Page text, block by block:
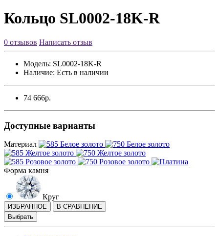
Кольцо SL0002-18K-R
0 отзывов Написать отзыв
Модель: SL0002-18K-R
Наличие: Есть в наличии
74 666р.
Доступные варианты
Материал
Форма камня
Круг
ИЗБРАННОЕ
В СРАВНЕНИЕ
Выбрать